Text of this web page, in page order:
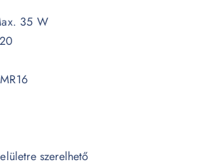
35 W
szerelhető